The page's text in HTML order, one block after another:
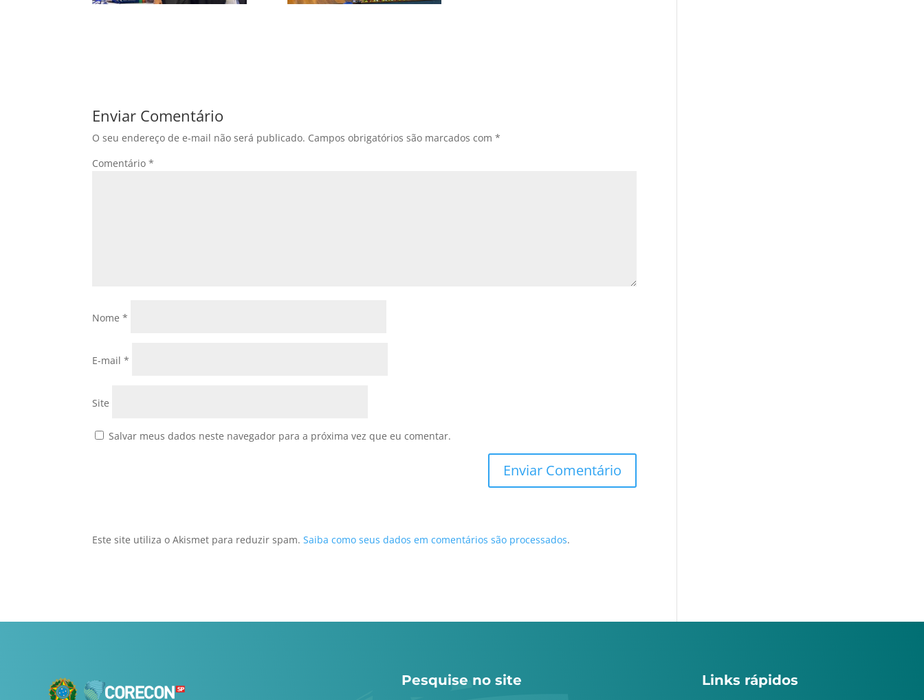
Enviar Comentário
O seu endereço de e-mail não será publicado. Campos obrigatórios são marcados com*
Comentário*
Nome*
E-mail*
Site
Salvar meus dados neste navegador para a próxima vez que eu comentar.
Este site utiliza o Akismet para reduzir spam.Saiba como seus dados em comentários são processados.
Pesquise no site Links rápidos